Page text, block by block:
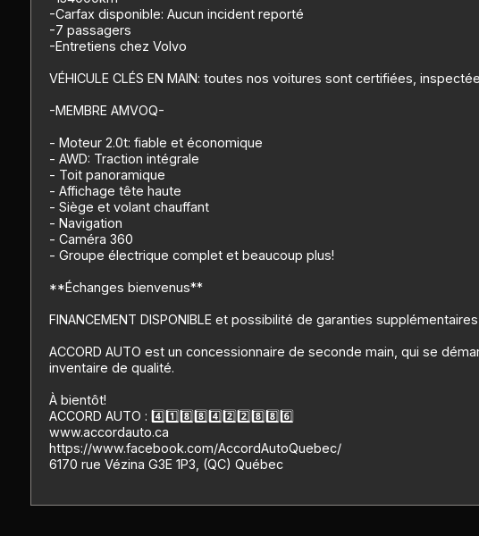
-Carfax disponible: Aucun incident reporté
-7 passagers
-Entretiens chez Volvo
VÉHICULE CLÉS EN MAIN: toutes nos voitures sont certifiées,
-MEMBRE AMVOQ-
- Moteur 2.0t: fiable et économique
- AWD: Traction intégrale
- Toit panoramique
- Affichage tête haute
- Siège et volant chauffant
- Navigation
- Caméra 360
- Groupe électrique complet et beaucoup plus!
**Échanges bienvenus**
FINANCEMENT DISPONIBLE et possibilité de garanties supplémentaires
ACCORD AUTO est un concessionnaire de seconde main, qui se
inventaire de qualité.
À bientôt!
ACCORD AUTO : 4️⃣1️⃣8️⃣8️⃣4️⃣2️⃣2️⃣8️⃣8️⃣6️⃣
www.accordauto.ca
https://www.facebook.com/AccordAutoQuebec/
6170 rue Vézina G3E 1P3, (QC) Québec